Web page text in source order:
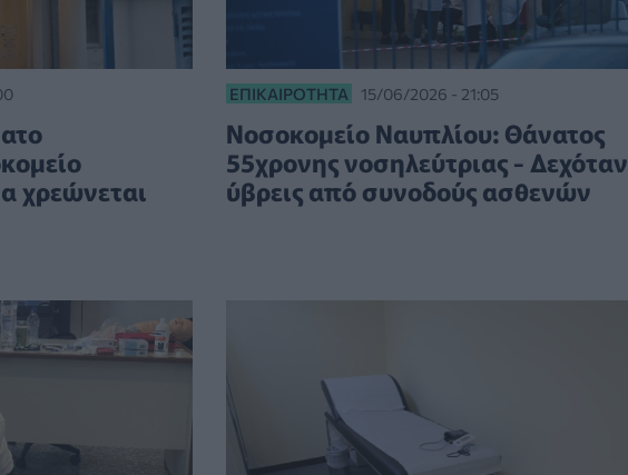
χρεώνεται
ΕΠΙΚΑΙΡΌΤΗΤΑ 15/06/2026 - 21:05
Νοσοκομείο Ναυπλίου: Θάνατος
55χρονης νοσηλεύτριας - Δεχόταν
ύβρεις από συνοδούς ασθενών